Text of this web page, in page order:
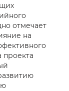
отмечает
на
проекта